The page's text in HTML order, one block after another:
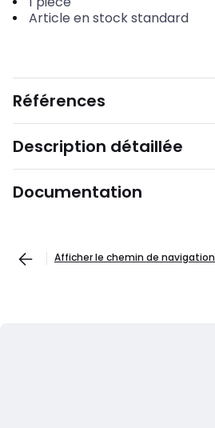
Article en stock standard
Références
Description détaillée
Documentation
Afficher le chemin de navigation